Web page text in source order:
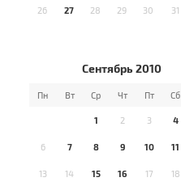
26 27 28 29 30 31
Сентябрь 2010
Пн Вт Ср Чт Пт Сб
1 2 3 4
6 7 8 9 10 11
13 14 15 16 17 18